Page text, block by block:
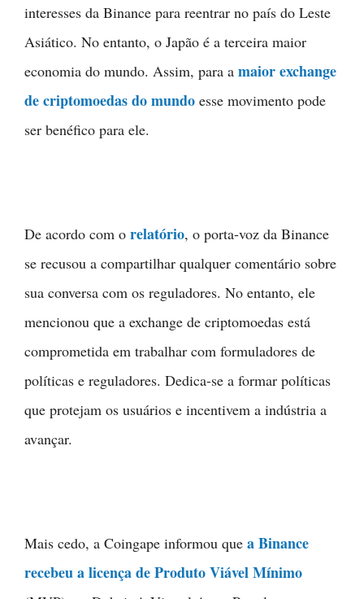
interesses da Binance para reentrar no país do Leste
Asiático. No entanto, o Japão é a terceira maior
economia do mundo. Assim, para a maior exchange
de criptomoedas do mundo esse movimento pode
ser benéfico para ele.
De acordo com o relatório, o porta-voz da Binance
se recusou a compartilhar qualquer comentário sobre
sua conversa com os reguladores. No entanto, ele
mencionou que a exchange de criptomoedas está
comprometida em trabalhar com formuladores de
políticas e reguladores. Dedica-se a formar políticas
que protejam os usuários e incentivem a indústria a
avançar.
Mais cedo, a Coingape informou que a Binance
recebeu a licença de Produto Viável Mínimo